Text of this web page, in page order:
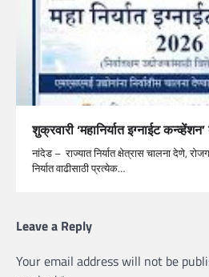
शुक्रवारी ‘महानिर्यात इग्नाईट
नांदेड – राज्यात निर्यात क्षेत्रास चालना देणे,
निर्यात वाढीसाठी प्रत्येक…
Leave a Reply
Your email address will not be